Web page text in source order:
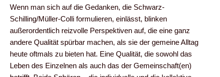
Wenn man sich auf die Gedanken, die Schwarz-
Schilling/Müller-Colli formulieren, einlässt, blinken
außerordentlich reizvolle Perspektiven auf, die eine ganz
andere Qualität spürbar machen, als sie der gemeine Alltag
heute oftmals zu bieten hat. Eine Qualität, die sowohl das
Leben des Einzelnen als auch das der Gemeinschaft(en)